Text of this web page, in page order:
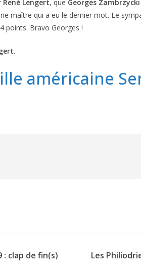
René Lengert, que Georges Zambrzycki
maître qui a eu le dernier mot. Le
points. Bravo Georges !
.
américaine
: clap de fin(s) Les